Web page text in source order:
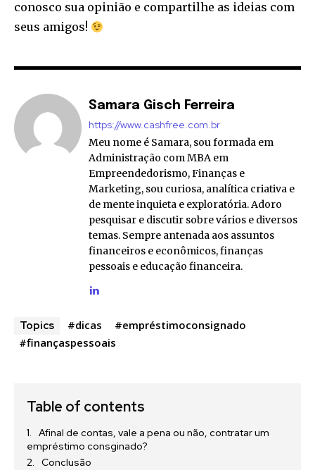
conosco sua opinião e compartilhe as ideias com
seus amigos!
Samara Gisch Ferreira
https://www.cashfree.com.br
Meu nome é Samara, sou formada em
Administração com MBA em
Empreendedorismo, Finanças e
Marketing, sou curiosa, analítica criativa e
de mente inquieta e exploratória. Adoro
pesquisar e discutir sobre vários e diversos
temas. Sempre antenada aos assuntos
financeiros e econômicos, finanças
pessoais e educação financeira.
Topics #dicas
#empréstimoconsignado
#finançaspessoais
Table of contents
Afinal de contas, vale a pena ou não, contratar um
empréstimo consginado?
Conclusão